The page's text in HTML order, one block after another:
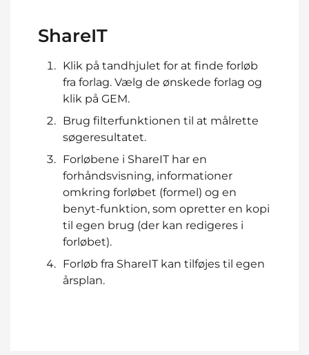
ShareIT
Klik på tandhjulet for at finde forløb
fra forlag. Vælg de ønskede forlag og
klik på GEM.
Brug filterfunktionen til at målrette
søgeresultatet.
Forløbene i ShareIT har en
forhåndsvisning, informationer
omkring forløbet (formel) og en
benyt-funktion, som opretter en kopi
til egen brug (der kan redigeres i
forløbet).
Forløb fra ShareIT kan tilføjes til egen
årsplan.